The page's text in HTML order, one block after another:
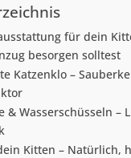
für dein
besorgen solltest
Katzenklo –
& Wasserschüsseln –
Kitten – Natürlich,